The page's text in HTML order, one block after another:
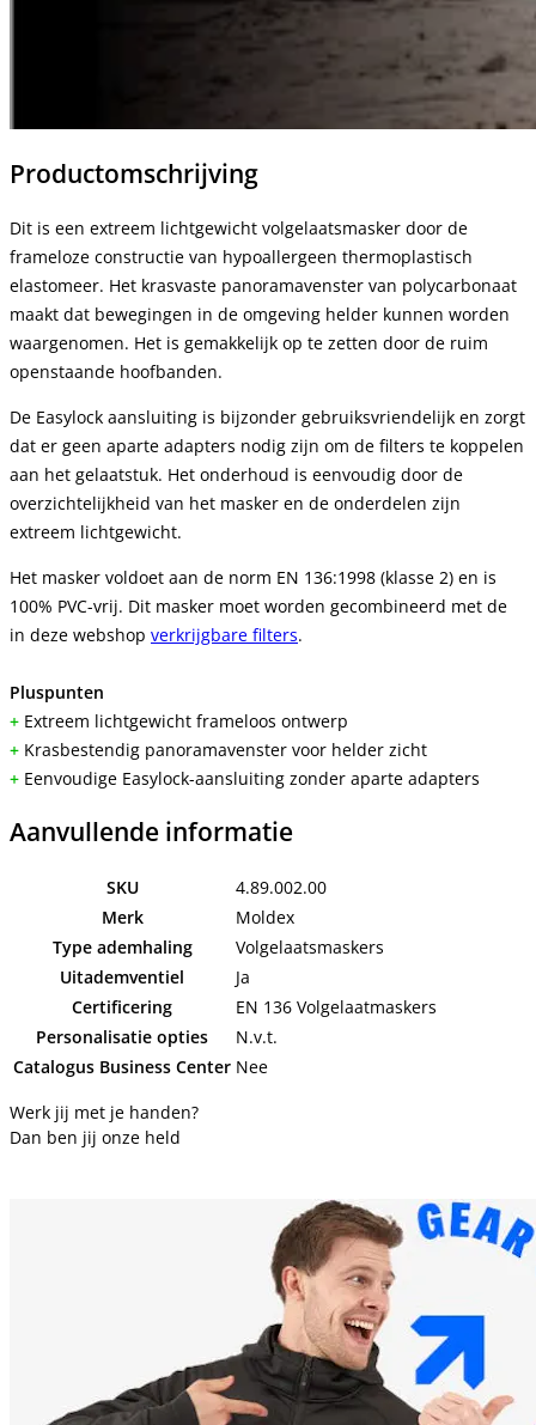
Productomschrijving
Dit is een extreem lichtgewicht volgelaatsmasker door de
frameloze constructie van hypoallergeen thermoplastisch
elastomeer. Het krasvaste panoramavenster van polycarbonaat
maakt dat bewegingen in de omgeving helder kunnen worden
waargenomen. Het is gemakkelijk op te zetten door de ruim
openstaande hoofbanden.
De Easylock aansluiting is bijzonder gebruiksvriendelijk en zorgt
dat er geen aparte adapters nodig zijn om de filters te koppelen
aan het gelaatstuk. Het onderhoud is eenvoudig door de
overzichtelijkheid van het masker en de onderdelen zijn
extreem lichtgewicht.
Het masker voldoet aan de norm EN 136:1998 (klasse 2) en is
100% PVC-vrij. Dit masker moet worden gecombineerd met de
in deze webshop verkrijgbare filters.
Pluspunten
+ Extreem lichtgewicht frameloos ontwerp
+ Krasbestendig panoramavenster voor helder zicht
+ Eenvoudige Easylock-aansluiting zonder aparte adapters
Aanvullende informatie
SKU
4.89.002.00
Merk
Moldex
Type ademhaling
Volgelaatsmaskers
Uitademventiel
Ja
Certificering
EN 136 Volgelaatmaskers
Personalisatie opties
N.v.t.
Catalogus Business Center Nee
Werk jij met je handen?
Dan ben jij onze held